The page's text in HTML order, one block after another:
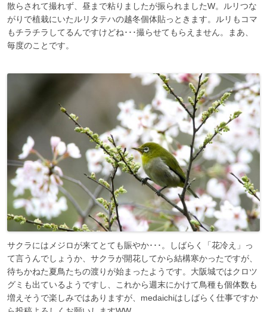
散らされて撮れず、昼まで粘りましたが振られましたW。ルリつな
がりで植栽にいたルリタテハの越冬個体貼っときます。ルリもコマ
もチラチラしてるんですけどね･･･撮らせてもらえません。まあ、
毎度のことです。
サクラにはメジロが来てとても賑やか･･･。しばらく「花冷え」っ
て言うんでしょうか、サクラが開花してから結構寒かったですが、
待ちかねた夏鳥たちの渡りが始まったようです。大阪城ではクロツ
グミも出ているようですし、これから週末にかけて鳥種も個体数も
増えそうで楽しみではありますが、medaichiはしばらく仕事ですか